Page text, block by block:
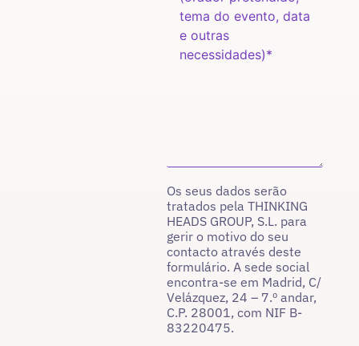
Os seus dados serão
tratados pela THINKING
HEADS GROUP, S.L. para
gerir o motivo do seu
contacto através deste
formulário. A sede social
encontra-se em Madrid, C/
Velázquez, 24 – 7.º andar,
C.P. 28001, com NIF B-
83220475.